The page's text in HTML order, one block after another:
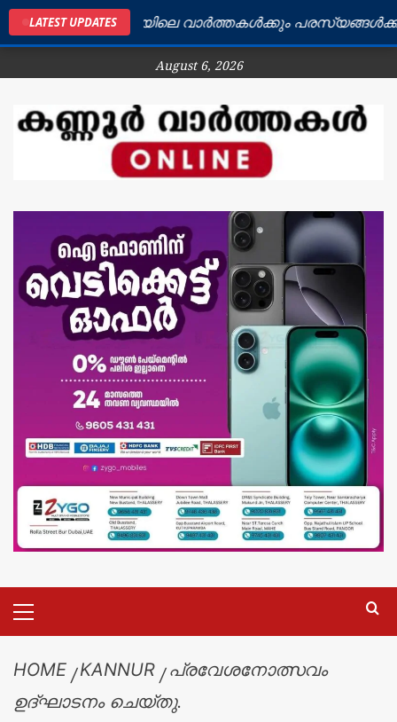
LATEST UPDATES
കണ്ണൂർ ജില്ലയിലെ വാർത്തകൾക്കും പരസ്യങ്ങൾക്കും
August 6, 2026
HOME KANNUR
പ്രവേശനോത്സവം
ഉദ്ഘാടനം ചെയ്തു.